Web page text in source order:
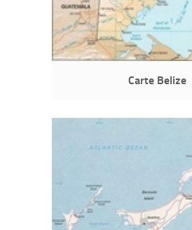
Carte Belize